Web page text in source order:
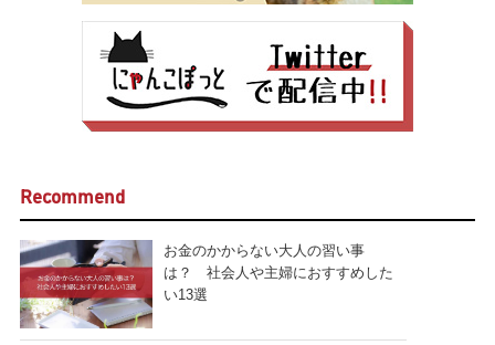
Recommend
お金のかからない大人の習い事
は？ 社会人や主婦におすすめした
い13選